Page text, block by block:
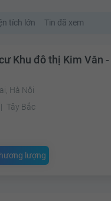
tích lớn Tin đã xem
Khu đô thị Kim Văn
Hà Nội
Tây Bắc
lượng